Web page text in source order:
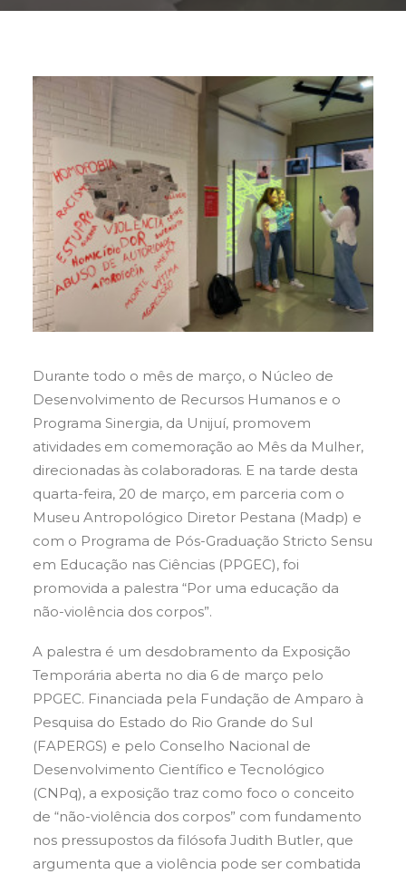
Durante todo o mês de março, o Núcleo de
Desenvolvimento de Recursos Humanos e o
Programa Sinergia, da Unijuí, promovem
atividades em comemoração ao Mês da Mulher,
direcionadas às colaboradoras. E na tarde desta
quarta-feira, 20 de março, em parceria com o
Museu Antropológico Diretor Pestana (Madp) e
com o Programa de Pós-Graduação Stricto Sensu
em Educação nas Ciências (PPGEC), foi
promovida a palestra “Por uma educação da
não-violência dos corpos”.
A palestra é um desdobramento da Exposição
Temporária aberta no dia 6 de março pelo
PPGEC. Financiada pela Fundação de Amparo à
Pesquisa do Estado do Rio Grande do Sul
(FAPERGS) e pelo Conselho Nacional de
Desenvolvimento Científico e Tecnológico
(CNPq), a exposição traz como foco o conceito
de “não-violência dos corpos” com fundamento
nos pressupostos da filósofa Judith Butler, que
argumenta que a violência pode ser combatida